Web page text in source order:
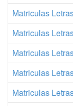
Matriculas
Matriculas
Matriculas
Matriculas
Matriculas